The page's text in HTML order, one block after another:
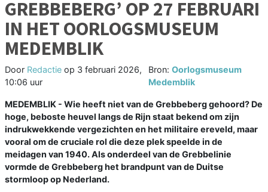
GREBBEBERG’ OP 27 FEBRUARI
IN HET OORLOGSMUSEUM
MEDEMBLIK
Door Redactie op 3 februari 2026,
10:06 uur
Bron: Oorlogsmuseum
Medemblik
MEDEMBLIK - Wie heeft niet van de Grebbeberg gehoord? De
hoge, beboste heuvel langs de Rijn staat bekend om zijn
indrukwekkende vergezichten en het militaire ereveld, maar
vooral om de cruciale rol die deze plek speelde in de
meidagen van 1940. Als onderdeel van de Grebbelinie
vormde de Grebbeberg het brandpunt van de Duitse
stormloop op Nederland.